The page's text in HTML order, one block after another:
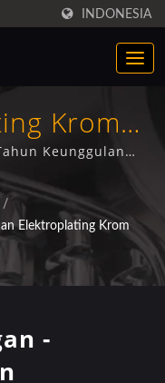
INDONESIA
Krom
Dari
Keunggulan
Otomotif
/
Elektroplating Krom
-